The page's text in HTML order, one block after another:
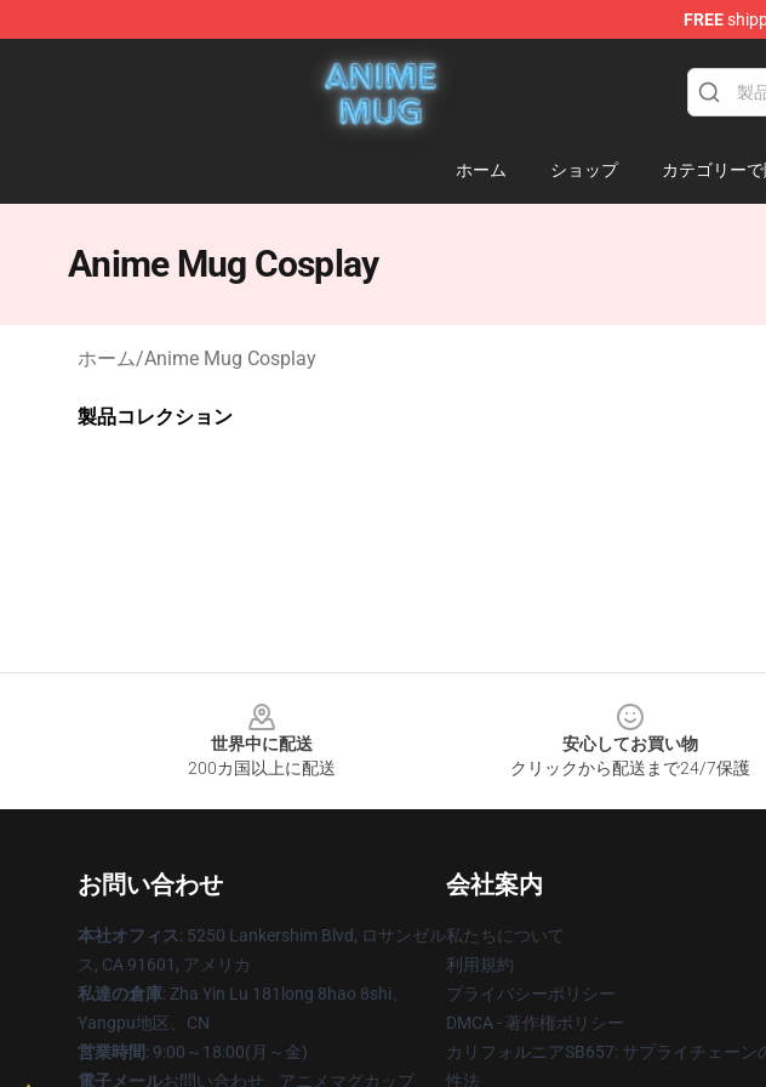
FREE
Anime Mug Shop - The Best Store of Anime Mug
ホーム ショップ カテゴリーで
Anime Mug Cosplay
ホーム/Anime Mug Cosplay
製品コレクション
世界中に配送
200カ国以上に配送
安心してお買い物
クリックから配送まで24/7保護
お問い合わせ
本社オフィス: 5250 Lankershim Blvd, ロサンゼル
ス, CA 91601, アメリカ
私達の倉庫: Zha Yin Lu 181long 8hao 8shi、
Yangpu地区、CN
営業時間: 9:00～18:00(月～金)
電子メールお問い合わせ _ アニメマグカップ
会社案内
私たちについて
利用規約
プライバシーポリシー
DMCA - 著作権ポリシー
カリフォルニアSB657: サプライチェーン
性法